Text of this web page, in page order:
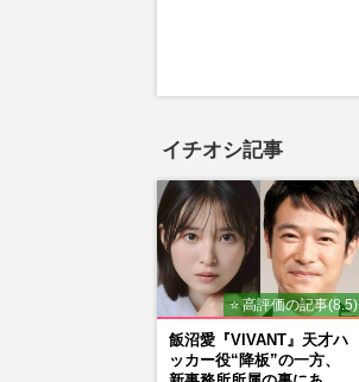
イチオシ記事
⭐ 高評価の記事(8.5)
飯沼愛『VIVANT』天才ハ
ッカー役“降板”の一方、